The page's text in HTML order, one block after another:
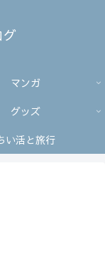
マンガ
グッズ
い活と旅行